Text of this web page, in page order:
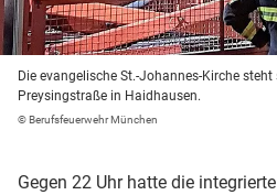
Die evangelische St.-Johannes-Kirche
Preysingstraße in Haidhausen.
© Berufsfeuerwehr München
Gegen 22 Uhr hatte die